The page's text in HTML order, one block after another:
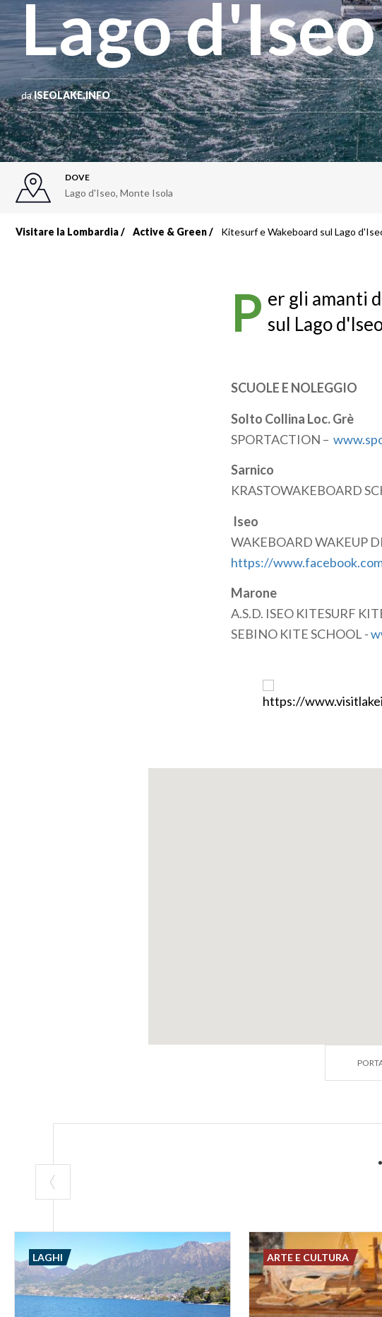
Lago d'Iseo
daISEOLAKE.INFO
DOVE
Lago d'Iseo, Monte Isola
Visitare la Lombardia Active & Green Kitesurf e Wakeboard sul Lago
P er gli amanti
sul Lago
SCUOLE E NOLEGGIO
Solto Collina Loc. Grè
SPORTACTION –
Sarnico
KRASTOWAKEBOARD
Iseo
WAKEBOARD WAKEUP
https://
Marone
A.S.D. ISEO KITESURF
SEBINO KITE SCHOOL -
LAGHI ARTE E CULTURA